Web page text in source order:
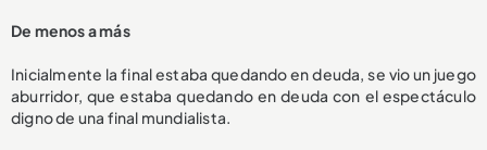
De menos a más
Inicialmente la final estaba quedando en deuda, se vio un juego
aburridor, que estaba quedando en deuda con el espectáculo
digno de una final mundialista.